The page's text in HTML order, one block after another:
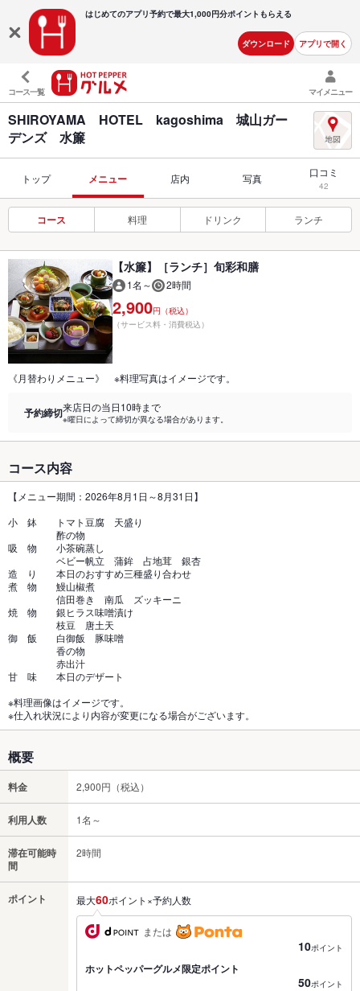
はじめてのアプリ予約で最大1,000円分ポイントもらえる
ダウンロード アプリで開く
コース一覧 マイメニュー
SHIROYAMA HOTEL kagoshima 城山ガー
デンズ 水簾
トップ メニュー 店内 写真 口コミ
42
コース 料理 ドリンク ランチ
【水簾】［ランチ］旬彩和膳
1名～ 2時間
2,900円（税込）
（サービス料・消費税込）
《月替わりメニュー》 ※料理写真はイメージです。
予約締切来店日の当日10時まで
※曜日によって締切が異なる場合があります。
コース内容
【メニュー期間：2026年8月1日～8月31日】
小 鉢 トマト豆腐 天盛り
酢の物
吸 物 小茶碗蒸し
ベビー帆立 蒲鉾 占地茸 銀杏
造 り 本日のおすすめ三種盛り合わせ
煮 物 鰻山椒煮
信田巻き 南瓜 ズッキーニ
焼 物 銀ヒラス味噌漬け
枝豆 唐土天
御 飯 白御飯 豚味噌
香の物
赤出汁
甘 味 本日のデザート
※料理画像はイメージです。
※仕入れ状況により内容が変更になる場合がございます。
概要
料金 2,900円（税込）
利用人数 1名～
滞在可能時
間
2時間
ポイント 最大60ポイント×予約人数
または
10ポイント
ホットペッパーグルメ限定ポイント
50ポイント